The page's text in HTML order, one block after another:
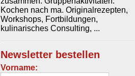
Kochen nach ma. Originalrezepten,
Workshops, Fortbildungen,
kulinarisches Consulting, ...
Newsletter bestellen
Vorname: